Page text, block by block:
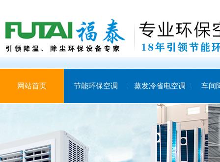
网站首页 节能环保空调 蒸发冷省电空调 车间